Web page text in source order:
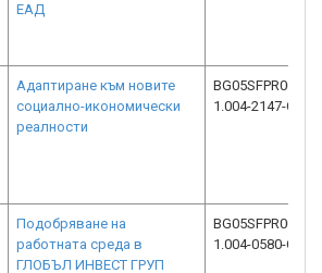
ЕАД
Адаптиране към новите
социално-икономически
реалности
BG05SFPR002-
1.004-2147-C01
Подобряване на
работната среда в
ГЛОБЪЛ ИНВЕСТ ГРУП
BG05SFPR002-
1.004-0580-C01